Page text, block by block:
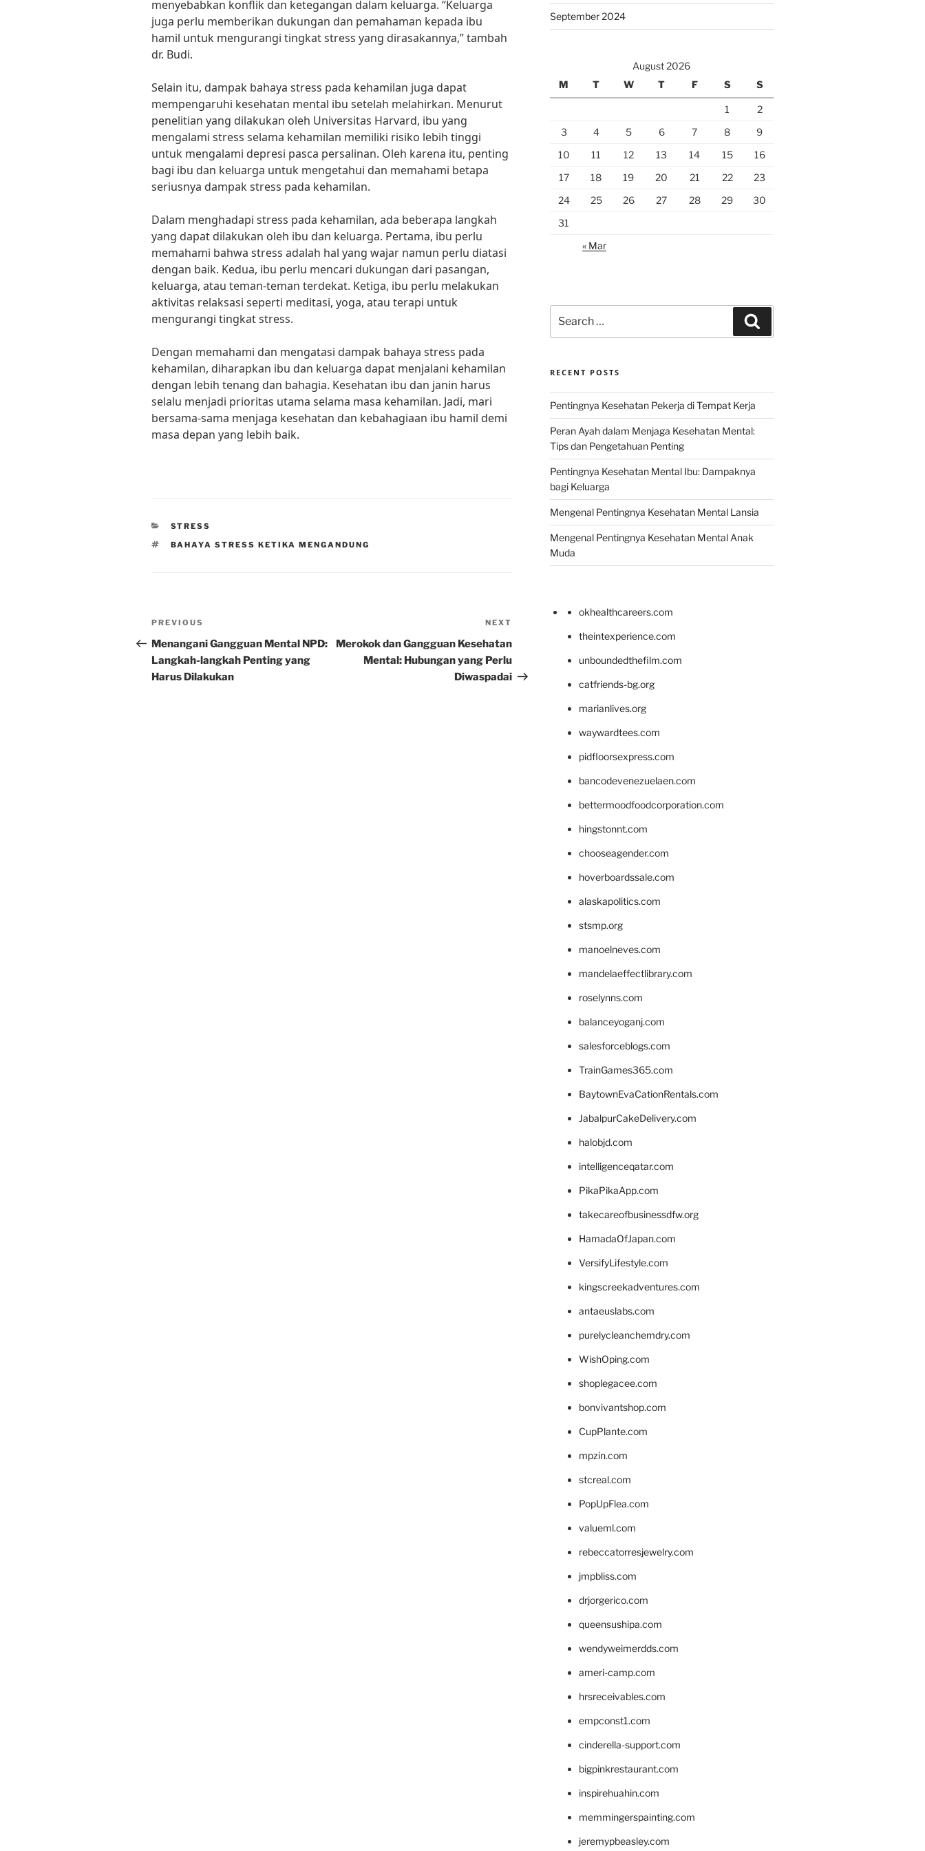
menyebabkan konflik dan ketegangan dalam keluarga. “Keluarga
juga perlu memberikan dukungan dan pemahaman kepada ibu
hamil untuk mengurangi tingkat stress yang dirasakannya,” tambah
dr. Budi.
Selain itu, dampak bahaya stress pada kehamilan juga dapat
mempengaruhi kesehatan mental ibu setelah melahirkan. Menurut
penelitian yang dilakukan oleh Universitas Harvard, ibu yang
mengalami stress selama kehamilan memiliki risiko lebih tinggi
untuk mengalami depresi pasca persalinan. Oleh karena itu, penting
bagi ibu dan keluarga untuk mengetahui dan memahami betapa
seriusnya dampak stress pada kehamilan.
Dalam menghadapi stress pada kehamilan, ada beberapa langkah
yang dapat dilakukan oleh ibu dan keluarga. Pertama, ibu perlu
memahami bahwa stress adalah hal yang wajar namun perlu diatasi
dengan baik. Kedua, ibu perlu mencari dukungan dari pasangan,
keluarga, atau teman-teman terdekat. Ketiga, ibu perlu melakukan
aktivitas relaksasi seperti meditasi, yoga, atau terapi untuk
mengurangi tingkat stress.
Dengan memahami dan mengatasi dampak bahaya stress pada
kehamilan, diharapkan ibu dan keluarga dapat menjalani kehamilan
dengan lebih tenang dan bahagia. Kesehatan ibu dan janin harus
selalu menjadi prioritas utama selama masa kehamilan. Jadi, mari
bersama-sama menjaga kesehatan dan kebahagiaan ibu hamil demi
masa depan yang lebih baik.
CATEGORIES
STRESS
TAGS
BAHAYA STRESS KETIKA MENGANDUNG
Post
navigation
Previous
Post
PREVIOUS
Menangani Gangguan Mental NPD:
Langkah-langkah Penting yang
Harus Dilakukan
Post
NEXT
Merokok dan Gangguan Kesehatan
Mental: Hubungan yang Perlu
Diwaspadai
September 2024
August 2026
M
T W T F S S
1
2
3
4 5 6 7 8
9
10
11 12 13 14 15
16
17
18 19 20 21 22
23
24
25 26 27 28 29
30
31
« Mar
for:
RECENT POSTS
Pentingnya Kesehatan Pekerja di Tempat Kerja
Peran Ayah dalam Menjaga Kesehatan Mental:
Tips dan Pengetahuan Penting
Pentingnya Kesehatan Mental Ibu: Dampaknya
bagi Keluarga
Mengenal Pentingnya Kesehatan Mental Lansia
Mengenal Pentingnya Kesehatan Mental Anak
Muda
okhealthcareers.com
theintexperience.com
unboundedthefilm.com
catfriends-bg.org
marianlives.org
waywardtees.com
pidfloorsexpress.com
bancodevenezuelaen.com
bettermoodfoodcorporation.com
hingstonnt.com
chooseagender.com
hoverboardssale.com
alaskapolitics.com
stsmp.org
manoelneves.com
mandelaeffectlibrary.com
roselynns.com
balanceyoganj.com
salesforceblogs.com
TrainGames365.com
BaytownEvaCationRentals.com
JabalpurCakeDelivery.com
halobjd.com
intelligenceqatar.com
PikaPikaApp.com
takecareofbusinessdfw.org
HamadaOfJapan.com
VersifyLifestyle.com
kingscreekadventures.com
antaeuslabs.com
purelycleanchemdry.com
WishOping.com
shoplegacee.com
bonvivantshop.com
CupPlante.com
mpzin.com
stcreal.com
PopUpFlea.com
valueml.com
rebeccatorresjewelry.com
jmpbliss.com
drjorgerico.com
queensushipa.com
wendyweimerdds.com
ameri-camp.com
hrsreceivables.com
empconst1.com
cinderella-support.com
bigpinkrestaurant.com
inspirehuahin.com
memmingerspainting.com
jeremypbeasley.com